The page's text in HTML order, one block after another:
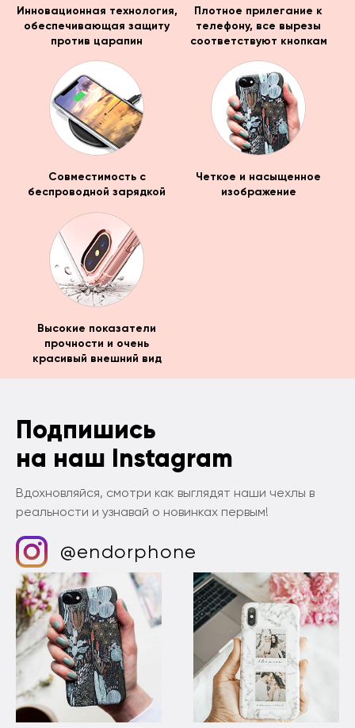
Инновационная технология,
обеспечивающая защиту
против царапин
Плотное прилегание к
телефону, все вырезы
соответствуют кнопкам
Совместимость с
беспроводной зарядкой
Четкое и насыщенное
изображение
Высокие показатели
прочности и очень
красивый внешний вид
Подпишись
на наш Instagram
Вдохновляйся, смотри как выглядят наши чехлы в
реальности и узнавай о новинках первым!
@endorphone